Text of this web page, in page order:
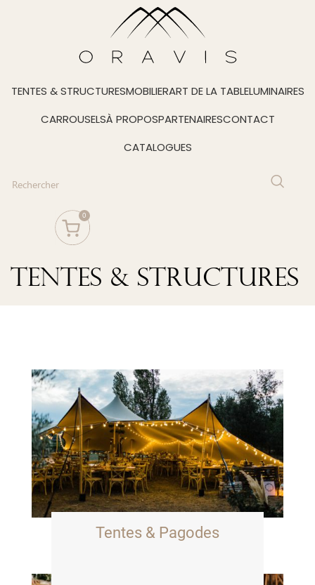
TENTES & STRUCTURESMOBILIERART DE LA TABLELUMINAIRES
CARROUSELSÀ PROPOSPARTENAIRESCONTACT
CATALOGUES
0
Tentes & Structures
Tentes & Pagodes